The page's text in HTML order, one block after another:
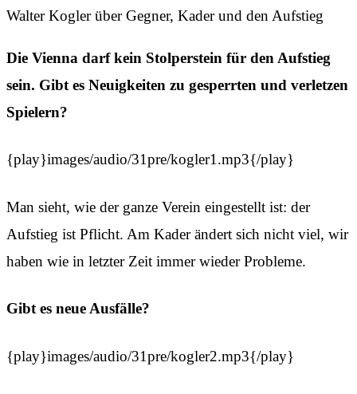
Walter Kogler über Gegner, Kader und den Aufstieg
Die Vienna darf kein Stolperstein für den Aufstieg
sein. Gibt es Neuigkeiten zu gesperrten und verletzen
Spielern?
{play}images/audio/31pre/kogler1.mp3{/play}
Man sieht, wie der ganze Verein eingestellt ist: der
Aufstieg ist Pflicht. Am Kader ändert sich nicht viel, wir
haben wie in letzter Zeit immer wieder Probleme.
Gibt es neue Ausfälle?
{play}images/audio/31pre/kogler2.mp3{/play}